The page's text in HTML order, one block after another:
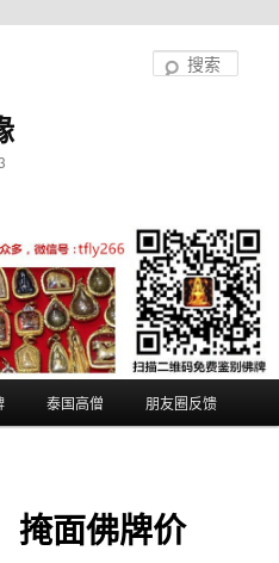
泰国高僧 朋友圈反馈
掩面佛牌价